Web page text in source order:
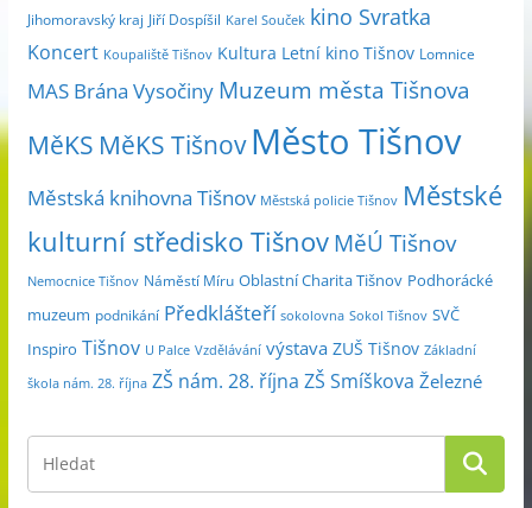
e
m
s
í
e
Jihomoravský kraj Jiří Dospíšil Karel Souček kino Svratka
Koncert Koupaliště Tišnov Kultura Letní kino Tišnov Lomnice
MAS Brána Vysočiny Muzeum města Tišnova
MěKS MěKS Tišnov Město Tišnov
Městská knihovna Tišnov Městská policie Tišnov Městské
kulturní středisko Tišnov MěÚ Tišnov
Nemocnice Tišnov Náměstí Míru Oblastní Charita Tišnov Podhorácké
muzeum podnikání Předklášteří sokolovna Sokol Tišnov SVČ
Inspiro Tišnov U Palce Vzdělávání výstava ZUŠ Tišnov Základní
škola nám. 28. října ZŠ nám. 28. října ZŠ Smíškova Železné